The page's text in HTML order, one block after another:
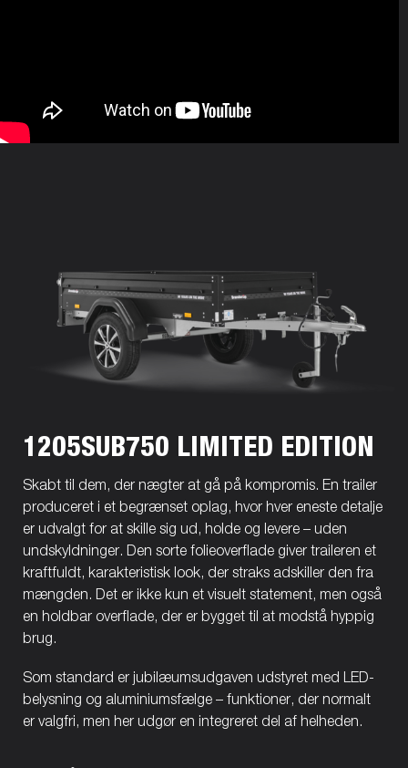
1205SUB750 LIMITED EDITION
Skabt til dem, der nægter at gå på kompromis. En trailer
produceret i et begrænset oplag, hvor hver eneste detalje
er udvalgt for at skille sig ud, holde og levere – uden
undskyldninger. Den sorte folieoverflade giver traileren et
kraftfuldt, karakteristisk look, der straks adskiller den fra
mængden. Det er ikke kun et visuelt statement, men også
en holdbar overflade, der er bygget til at modstå hyppig
brug.
Som standard er jubilæumsudgaven udstyret med LED-
belysning og aluminiumsfælge – funktioner, der normalt
er valgfri, men her udgør en integreret del af helheden.